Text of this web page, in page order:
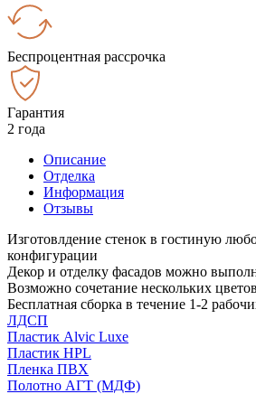
Беспроцентная рассрочка
Гарантия
2 года
Описание
Отделка
Информация
Отзывы
Изготовлдение стенок в гостиную
конфигурации
Декор и отделку фасадов можно
Возможно сочетание нескольких
Бесплатная сборка в течение 1-2
ЛДСП
Пластик Alvic Luxe
Пластик HPL
Пленка ПВХ
Полотно АГТ (МДФ)